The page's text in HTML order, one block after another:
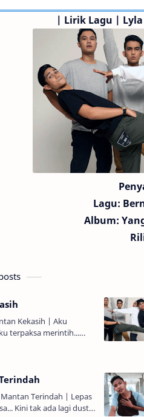
| Lirik Lagu |
Lagu:
Album:
Kekasih | Aku
terpaksa merintih...
Memilukan... Kau
Terindah | Lepas
Kini tak ada lagi dusta